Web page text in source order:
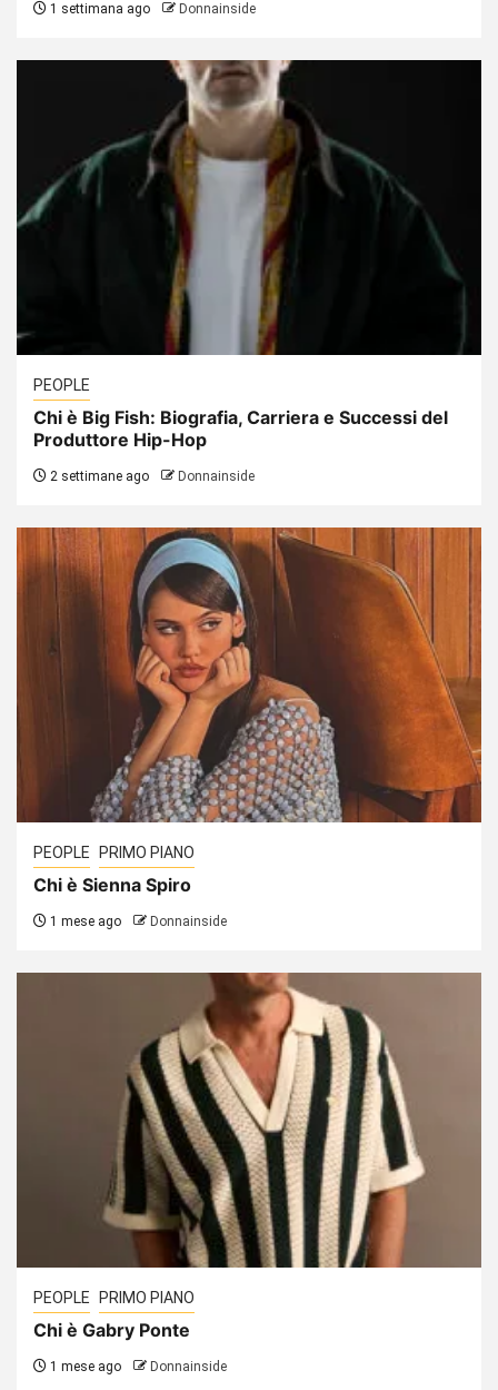
1 settimana ago Donnainside
PEOPLE
Chi è Big Fish: Biografia, Carriera e Successi del
Produttore Hip-Hop
2 settimane ago Donnainside
PEOPLE PRIMO PIANO
Chi è Sienna Spiro
1 mese ago Donnainside
PEOPLE PRIMO PIANO
Chi è Gabry Ponte
1 mese ago Donnainside